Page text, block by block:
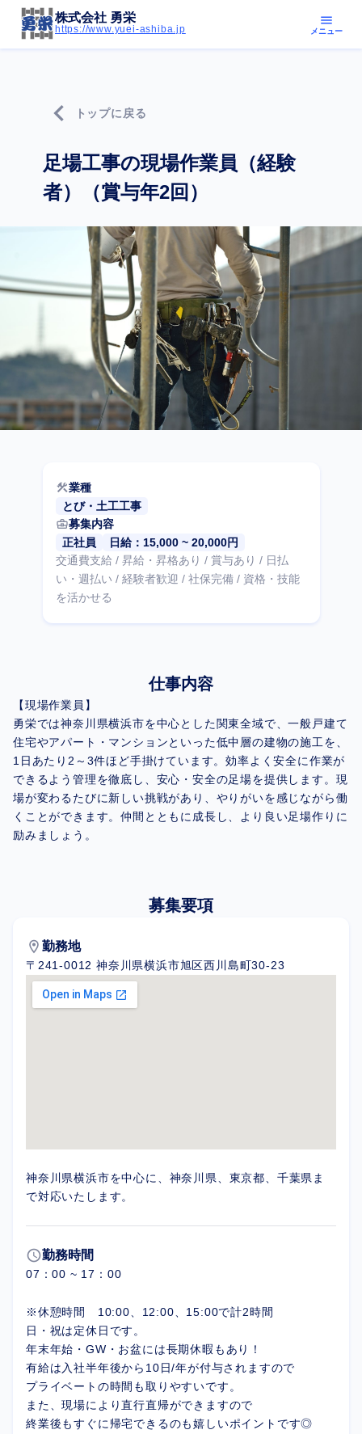
株式会社 勇栄
https://www.yuei-ashiba.jp
menu
メニュー
chevron_left トップに戻る
足場工事の現場作業員（経験
者）（賞与年2回）
construction業種
とび・土工工事
business_center募集内容
正社員
日給：15,000 ~ 20,000円
交通費支給 / 昇給・昇格あり / 賞与あり / 日払
い・週払い / 経験者歓迎 / 社保完備 / 資格・技能
を活かせる
仕事内容
【現場作業員】
勇栄では神奈川県横浜市を中心とした関東全域で、一般戸建て
住宅やアパート・マンションといった低中層の建物の施工を、
1日あたり2～3件ほど手掛けています。効率よく安全に作業が
できるよう管理を徹底し、安心・安全の足場を提供します。現
場が変わるたびに新しい挑戦があり、やりがいを感じながら働
くことができます。仲間とともに成長し、より良い足場作りに
励みましょう。
募集要項
location_on 勤務地
〒241-0012 神奈川県横浜市旭区西川島町30-23
神奈川県横浜市を中心に、神奈川県、東京都、千葉県ま
で対応いたします。
schedule勤務時間
07：00 ~ 17：00
※休憩時間 10:00、12:00、15:00で計2時間
日・祝は定休日です。
年末年始・GW・お盆には長期休暇もあり！
有給は入社半年後から10日/年が付与されますので
プライベートの時間も取りやすいです。
また、現場により直行直帰ができますので
終業後もすぐに帰宅できるのも嬉しいポイントです◎